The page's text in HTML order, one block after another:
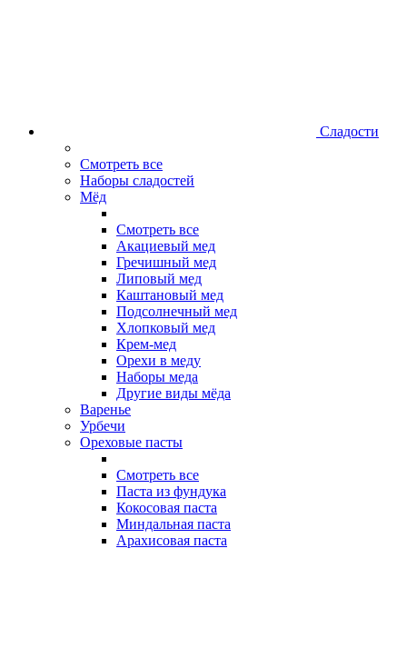
Сладости
Смотреть все
Наборы сладостей
Мёд
Смотреть все
Акациевый мед
Гречишный мед
Липовый мед
Каштановый мед
Подсолнечный мед
Хлопковый мед
Крем-мед
Орехи в меду
Наборы меда
Другие виды мёда
Варенье
Урбечи
Ореховые пасты
Смотреть все
Паста из фундука
Кокосовая паста
Миндальная паста
Арахисовая паста